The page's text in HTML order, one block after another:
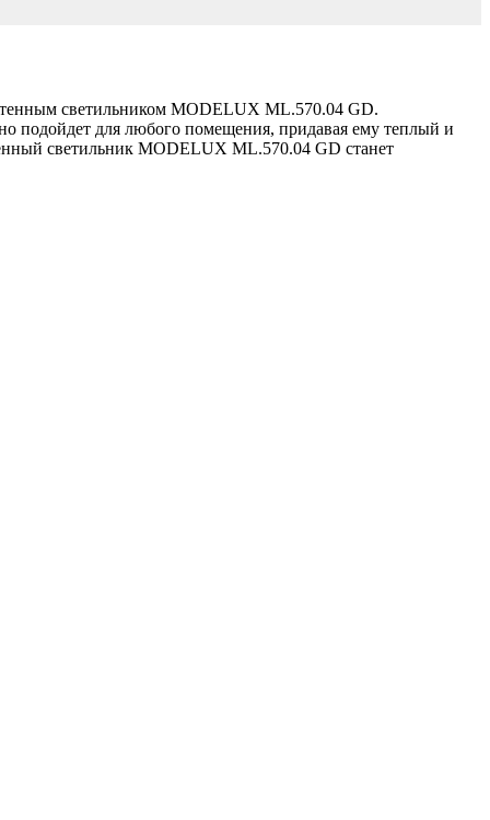
светильником MODELUX ML.570.04 GD.
подойдет для любого помещения, придавая ему теплый и
светильник MODELUX ML.570.04 GD станет